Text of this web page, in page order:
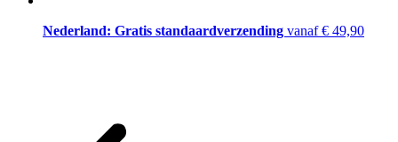
Nederland: Gratis standaardverzending vanaf € 49,90